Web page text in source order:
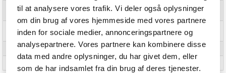
til at analysere vores trafik. Vi deler også oplysninger
om din brug af vores hjemmeside med vores partnere
inden for sociale medier, annonceringspartnere og
analysepartnere. Vores partnere kan kombinere disse
data med andre oplysninger, du har givet dem, eller
som de har indsamlet fra din brug af deres tjenester.
Maksimal
opdateringshastighed
360 Hz
bevægelsessløring
Digital horisontal frekvens 26,2-935,48 kHz